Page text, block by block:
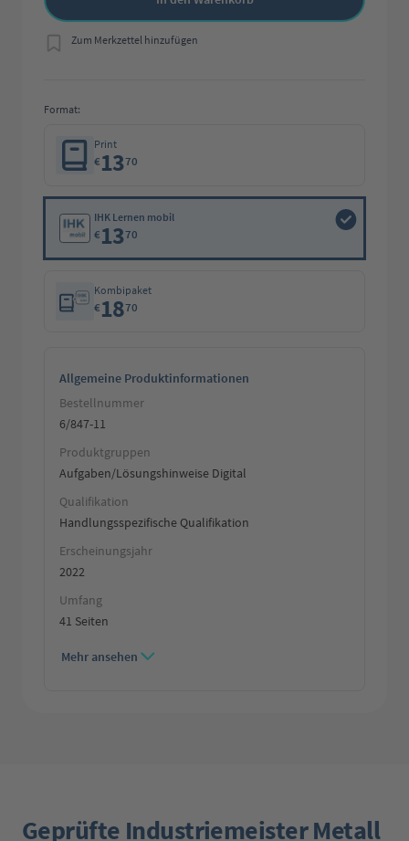
Zum Merkzettel hinzufügen
Format:
Print
€1370
IHK Lernen mobil
€1370
Kombipaket
€1870
Allgemeine Produktinformationen
Bestellnummer
6/847-11
Produktgruppen
Aufgaben/Lösungshinweise Digital
Qualifikation
Handlungsspezifische Qualifikation
Erscheinungsjahr
2022
Umfang
41 Seiten
Mehr ansehen
Geprüfte Industriemeister Metall